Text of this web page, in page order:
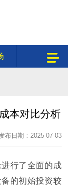
本对比分析
布日期：2025-07-03
行了全面的成
的初始投资较